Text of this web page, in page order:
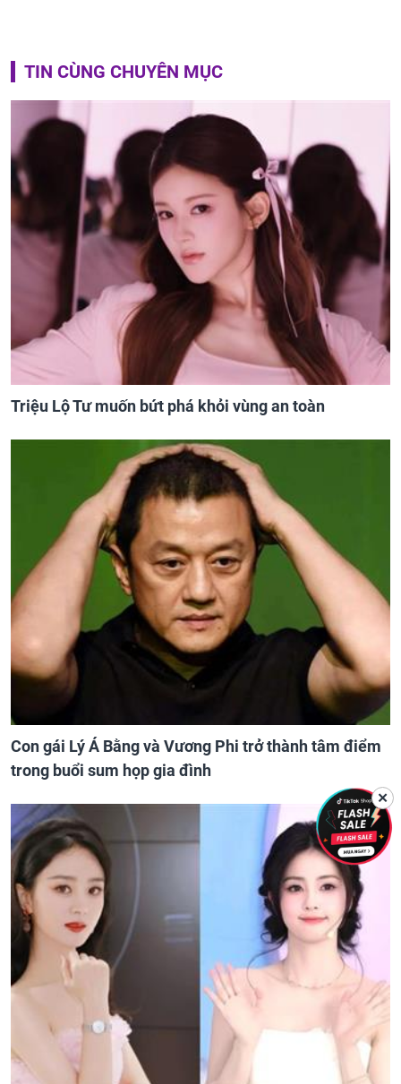
TIN CÙNG CHUYÊN MỤC
Triệu Lộ Tư muốn bứt phá khỏi vùng an toàn
Con gái Lý Á Bằng và Vương Phi trở thành tâm điểm
trong buổi sum họp gia đình
✕